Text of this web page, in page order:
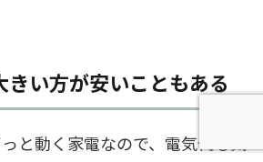
い方が安いこともある
と動く家電なので、電気代も気